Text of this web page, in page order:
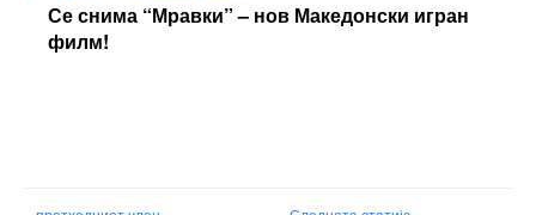
Се снима “Мравки” – нов Македонски игран
филм!